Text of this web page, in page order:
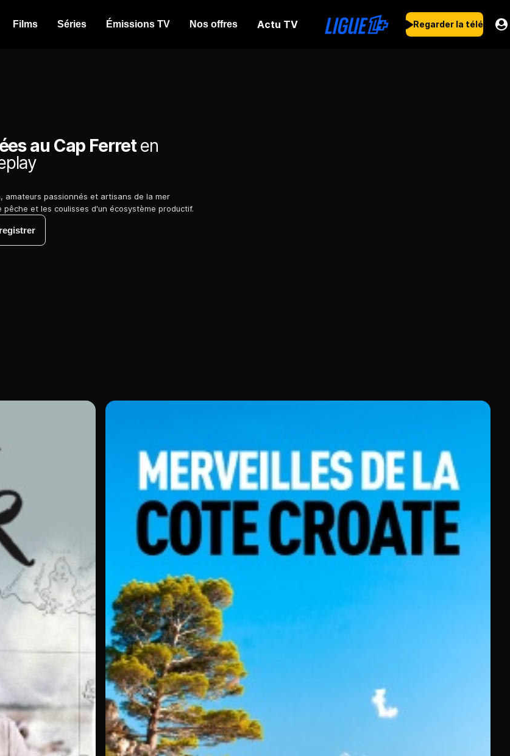
Films Séries Émissions TV Nos offres Actu TV Regarder la télé
au Cap Ferreten
amateurs passionnés et artisans de la mer
et les coulisses d'un écosystème productif.